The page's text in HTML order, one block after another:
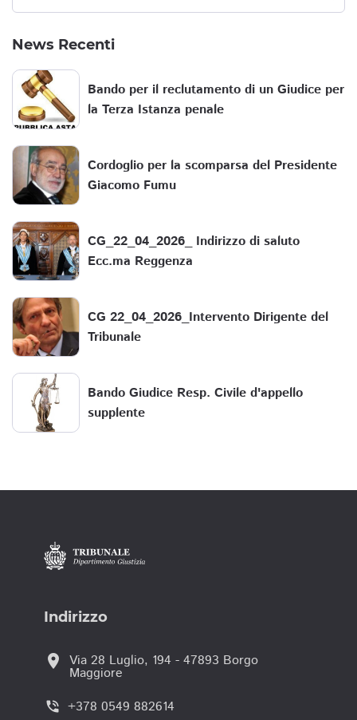
News Recenti
Bando per il reclutamento di un Giudice per
la Terza Istanza penale
Cordoglio per la scomparsa del Presidente
Giacomo Fumu
CG_22_04_2026_ Indirizzo di saluto
Ecc.ma Reggenza
CG 22_04_2026_Intervento Dirigente del
Tribunale
Bando Giudice Resp. Civile d'appello
supplente
Indirizzo
location_on Via 28 Luglio, 194 - 47893 Borgo
Maggiore
phone_in_talk +378 0549 882614